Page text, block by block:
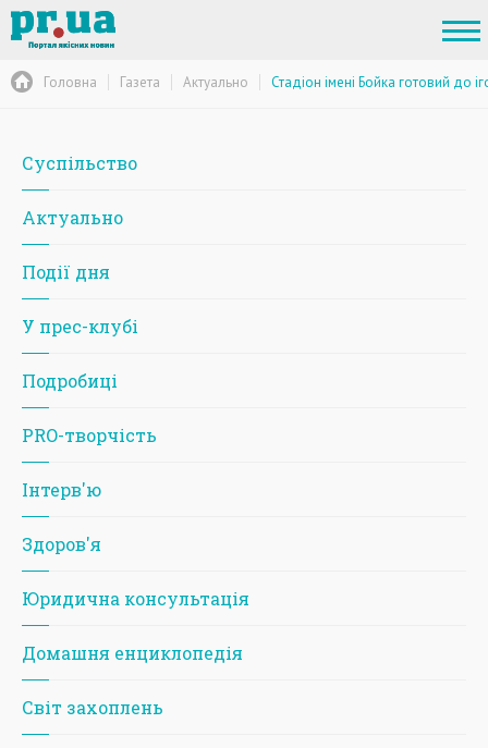
Головна Газета Актуально Стадіон імені Бойка готовий до
Суспільство
Актуально
Події дня
У прес-клубі
Подробиці
PRO-творчість
Iнтерв'ю
Здоров'я
Юридична консультація
Домашня енциклопедія
Світ захоплень